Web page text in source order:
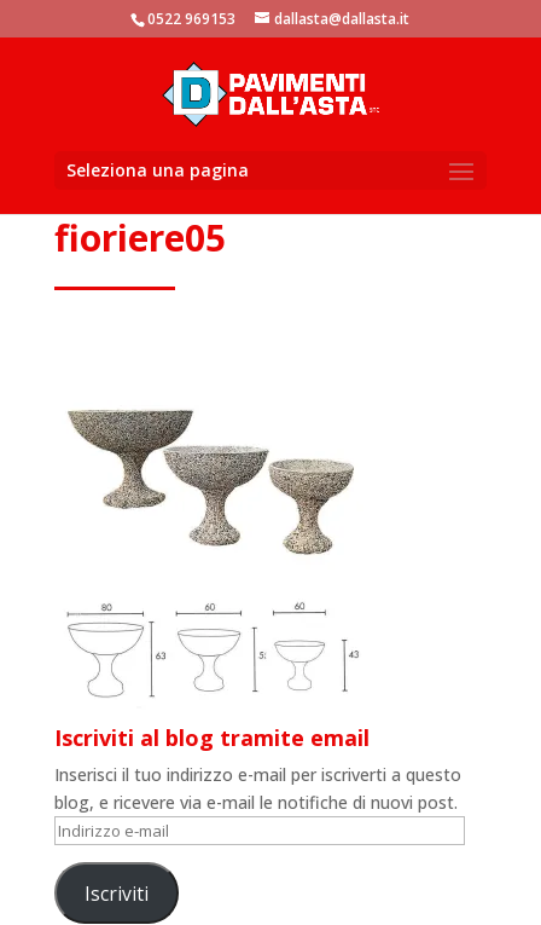
window.dataLayer = window.dataLayer || []; function gtag()
{dataLayer.push(arguments)}; gtag('js', new Date()); gtag('config',
0522 969153 dallasta@dallasta.it
Seleziona una pagina
fioriere05
Iscriviti al blog tramite email
Inserisci il tuo indirizzo e-mail per iscriverti a questo
blog, e ricevere via e-mail le notifiche di nuovi post.
Indirizzo
mail Iscriviti